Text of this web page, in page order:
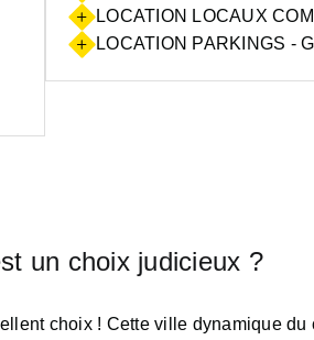
LOCATION LOCAUX
LOCATION PARKINGS -
un choix judicieux ?
choix ! Cette ville dynamique